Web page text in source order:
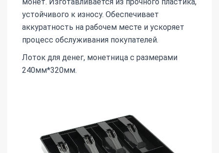
устойчивого к износу. Обеспечивает
аккуратность на рабочем месте и ускоряет
процесс обслуживания покупателей.
Лоток для денег, монетница с размерами
240мм*320мм.